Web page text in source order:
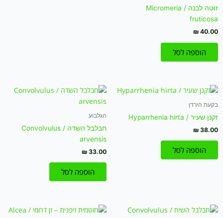
זוטה לבנה / Micromeria
fruticosa
₪ 40.00
הוספה לסל
בקעת הירדן
זקנן שעיר / Hyparrhenia hirta
₪ 38.00
הוספה לסל
הגלבוע
חבלבל השדה / Convolvulus
arvensis
₪ 33.00
הוספה לסל
המחיר
המחיר